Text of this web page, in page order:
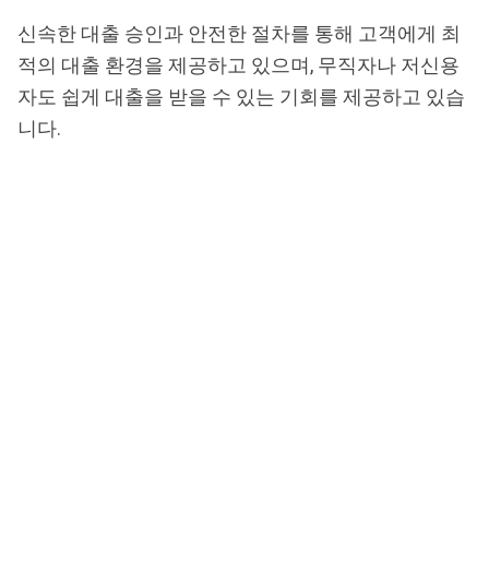
신속한 대출 승인과 안전한 절차를 통해 고객에게 최
적의 대출 환경을 제공하고 있으며, 무직자나 저신용
자도 쉽게 대출을 받을 수 있는 기회를 제공하고 있습
니다.